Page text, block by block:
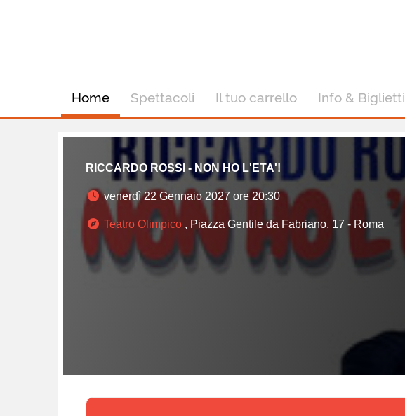
Home Spettacoli Il tuo carrello Info & Biglietti
RICCARDO ROSSI - NON HO L'ETA'!
venerdì 22 Gennaio 2027 ore 20:30
Teatro Olimpico , Piazza Gentile da Fabriano, 17 - Roma